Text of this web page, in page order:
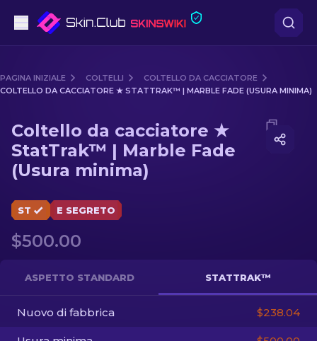
Fascia media
Fucile
Fucile di precisione
Coltelli
Guanto
Altro
PAGINA INIZIALE COLTELLI
COLTELLO DA CACCIATORE
COLTELLO DA CACCIATORE ★ STATTRAK™ | MARBLE FADE (USURA MINIMA)
Media of Coltello da cacciatore ★ StatTrak™ | Marble
Coltello da cacciatore ★
StatTrak™ | Marble Fade
(Usura minima)
ST E SEGRETO
$500.00
ASPETTO STANDARD STATTRAK™
Nuovo di fabbrica $238.04